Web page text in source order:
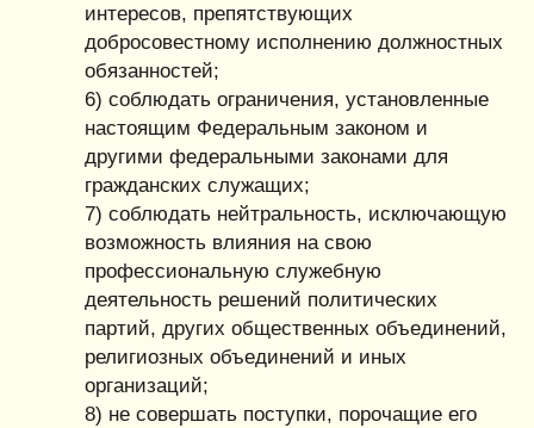
интересов, препятствующих
добросовестному исполнению должностных
обязанностей;
6) соблюдать ограничения, установленные
настоящим Федеральным законом и
другими федеральными законами для
гражданских служащих;
7) соблюдать нейтральность, исключающую
возможность влияния на свою
профессиональную служебную
деятельность решений политических
партий, других общественных объединений,
религиозных объединений и иных
организаций;
8) не совершать поступки, порочащие его